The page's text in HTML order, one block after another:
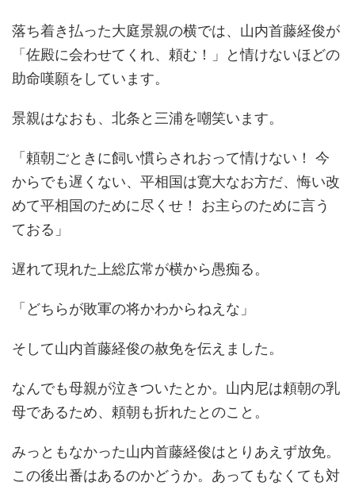
落ち着き払った大庭景親の横では、山内首藤経俊が
「佐殿に会わせてくれ、頼む！」と情けないほどの
助命嘆願をしています。
景親はなおも、北条と三浦を嘲笑います。
「頼朝ごときに飼い慣らされおって情けない！ 今
からでも遅くない、平相国は寛大なお方だ、悔い改
めて平相国のために尽くせ！ お主らのために言う
ておる」
遅れて現れた上総広常が横から愚痴る。
「どちらが敗軍の将かわからねえな」
そして山内首藤経俊の赦免を伝えました。
なんでも母親が泣きついたとか。山内尼は頼朝の乳
母であるため、頼朝も折れたとのこと。
みっともなかった山内首藤経俊はとりあえず放免。
この後出番はあるのかどうか。あってもなくても対